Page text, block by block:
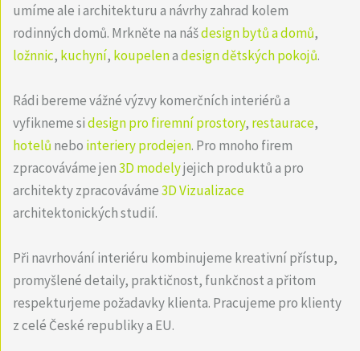
umíme ale i architekturu a návrhy zahrad kolem
rodinných domů. Mrkněte na nášdesign bytů a domů,
ložnnic, kuchyní, koupelenadesign dětských pokojů.
Rádi bereme vážné výzvy komerčních interiérů a
vyfikneme sidesign pro firemní prostory, restaurace,
hotelů nebo interiery prodejen. Pro mnoho firem
zpracováváme jen3D modelyjejich produktů a pro
architekty zpracováváme3D Vizualizace
architektonických studií.
Při navrhování interiéru kombinujeme kreativní přístup,
promyšlené detaily, praktičnost, funkčnost a přitom
respekturjeme požadavky klienta. Pracujeme pro klienty
z celé České republiky a EU.